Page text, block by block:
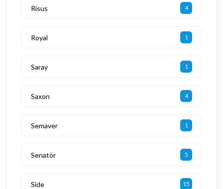
Risus 4
Royal 1
Saray 1
Saxon 4
Semaver 1
Senatör 5
Side 15